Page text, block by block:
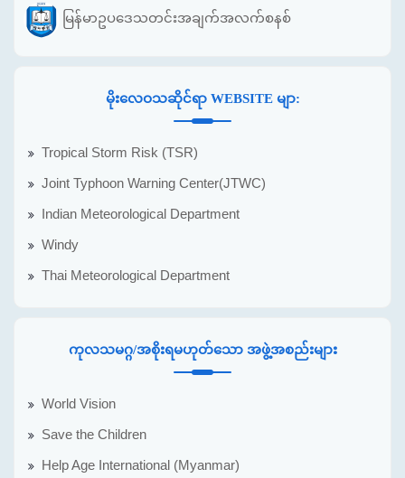
မြန်မာဥပဒေသတင်းအချက်အလက်စနစ်
မိုးလေဝသဆိုင်ရာ WEBSITE မျာ:
Tropical Storm Risk (TSR)
Joint Typhoon Warning Center(JTWC)
Indian Meteorological Department
Windy
Thai Meteorological Department
ကုလသမဂ္ဂ/အစိုးရမဟုတ်သော အဖွဲ့အစည်းများ
World Vision
Save the Children
Help Age International (Myanmar)